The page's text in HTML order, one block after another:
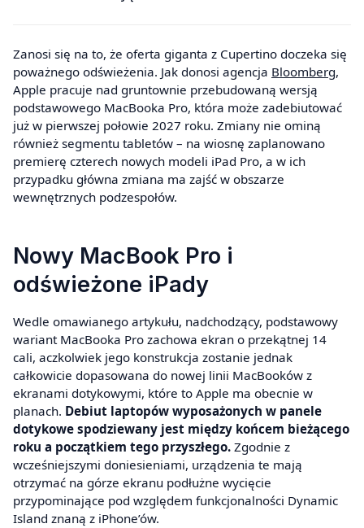
Zanosi się na to, że oferta giganta z Cupertino doczeka się
poważnego odświeżenia. Jak donosi agencja Bloomberg,
Apple pracuje nad gruntownie przebudowaną wersją
podstawowego MacBooka Pro, która może zadebiutować
już w pierwszej połowie 2027 roku. Zmiany nie ominą
również segmentu tabletów – na wiosnę zaplanowano
premierę czterech nowych modeli iPad Pro, a w ich
przypadku główna zmiana ma zajść w obszarze
wewnętrznych podzespołów.
Nowy MacBook Pro i
odświeżone iPady
Wedle omawianego artykułu, nadchodzący, podstawowy
wariant MacBooka Pro zachowa ekran o przekątnej 14
cali, aczkolwiek jego konstrukcja zostanie jednak
całkowicie dopasowana do nowej linii MacBooków z
ekranami dotykowymi, które to Apple ma obecnie w
planach. Debiut laptopów wyposażonych w panele
dotykowe spodziewany jest między końcem bieżącego
roku a początkiem tego przyszłego. Zgodnie z
wcześniejszymi doniesieniami, urządzenia te mają
otrzymać na górze ekranu podłużne wycięcie
przypominające pod względem funkcjonalności Dynamic
Island znaną z iPhone’ów.